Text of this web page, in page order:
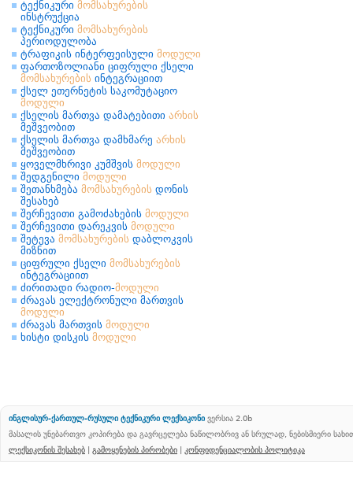
ტექნიკური მომსახურების
ინსტრუქცია
ტექნიკური მომსახურების
პერიოდულობა
ტრაფიკის ინტერფეისული მოდული
ფართოზოლიანი ციფრული ქსელი
მომსახურების ინტეგრაციით
ქსელ ეთერნეტის საკომუტაციო
მოდული
ქსელის მართვა დამატებითი არხის
მეშვეობით
ქსელის მართვა დამხმარე არხის
მეშვეობით
ყოველმხრივი კუმშვის მოდული
შედგენილი მოდული
შეთანხმება მომსახურების დონის
შესახებ
შერჩევითი გამოძახების მოდული
შერჩევითი დარეკვის მოდული
შეტევა მომსახურების დაბლოკვის
მიზნით
ციფრული ქსელი მომსახურების
ინტეგრაციით
ძირითადი რადიო-მოდული
ძრავას ელექტრონული მართვის
მოდული
ძრავას მართვის მოდული
ხისტი დისკის მოდული
ინგლისურ-ქართულ-რუსული ტექნიკური ლექსიკონი ვერსია 2.0b
მასალის უნებართვო კოპირება და გავრცელება ნაწილობრივ ან სრულად, ნებისმიერი
ლექსიკონის შესახებ | გამოყენების პირობები | კონფიდენციალობის პოლიტიკა